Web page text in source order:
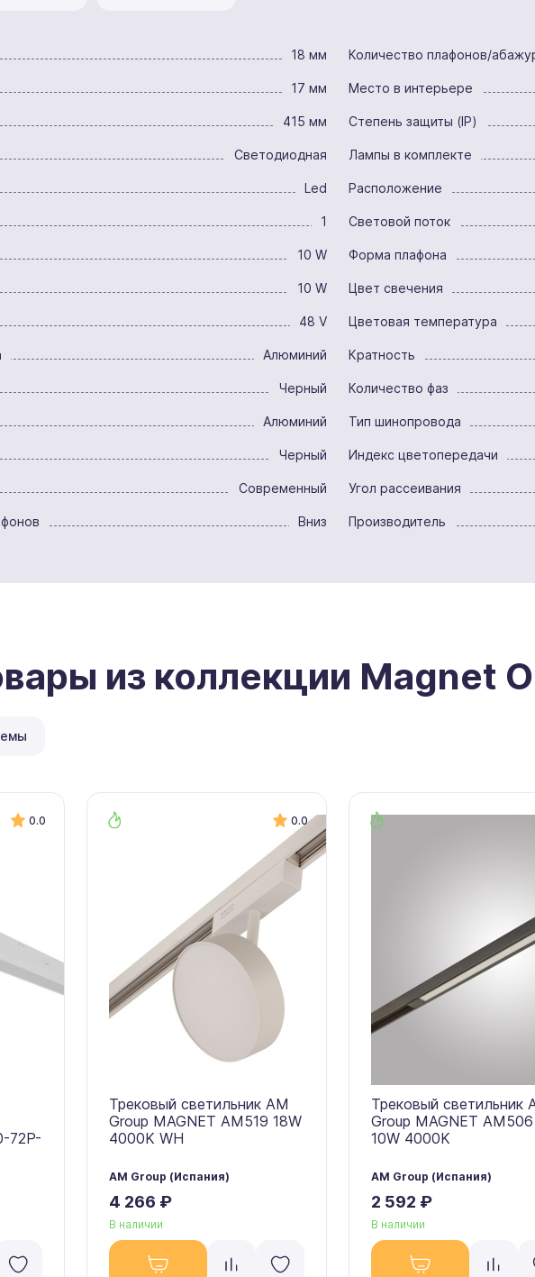
18 мм
17 мм
415 мм
Светодиодная
Led
1
10 W
10 W
48 V
Алюминий
Черный
Алюминий
Черный
Современный
Вниз
Количество плафонов/
Место в интерьере
Степень защиты (IP)
Лампы в комплекте
Расположение
Световой поток
Форма плафона
Цвет свечения
Цветовая температура
Кратность
Количество фаз
Тип шинопровода
Индекс цветопередачи
Угол рассеивания
Производитель
из коллекции Magnet
0.0
72P-
0.0
Трековый светильник AM
Group MAGNET AM519 18W
4000K WH
AM Group (Испания)
4 266 ₽
В наличии
Трековый светильник
Group MAGNET
10W 4000K
AM Group (Испания)
2 592 ₽
В наличии